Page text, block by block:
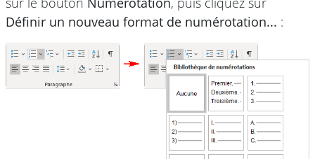
Définir un nouveau format de numérotation... :